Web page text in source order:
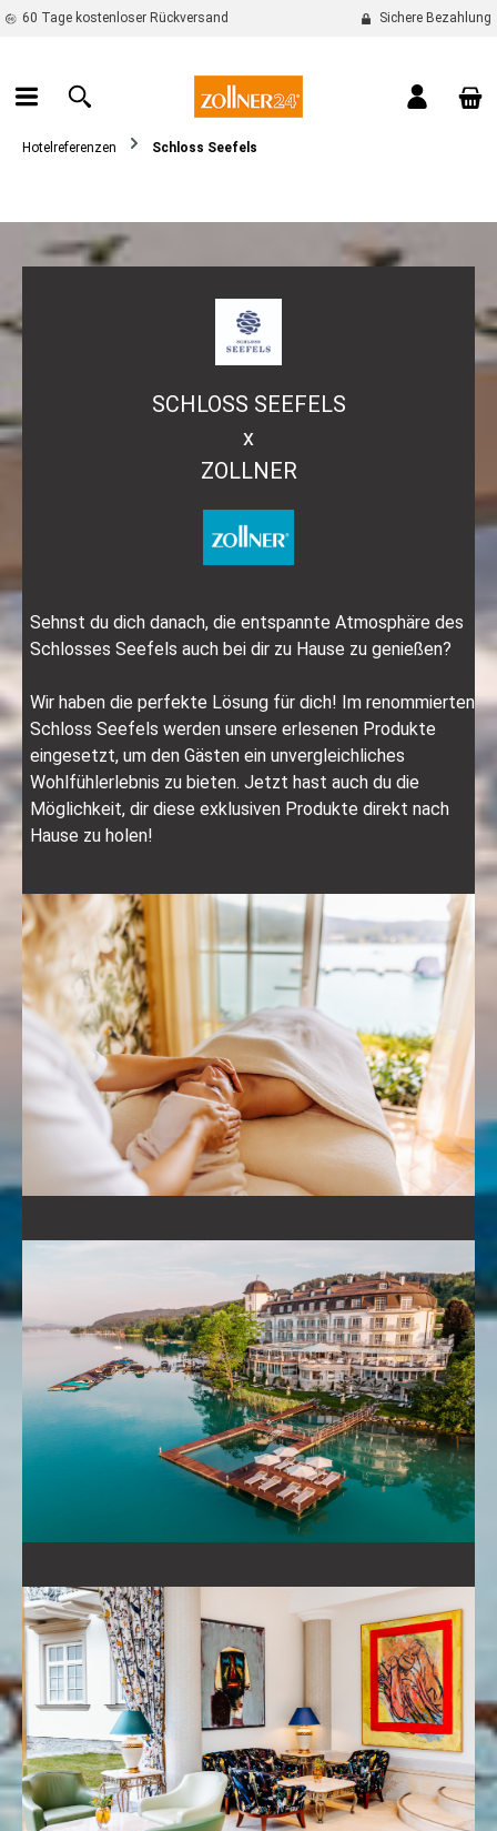
springen
60 Tage kostenloser Rückversand Sichere Bezahlung
Hotelreferenzen Schloss Seefels
SCHLOSS SEEFELS
x
ZOLLNER
Sehnst du dich danach, die entspannte Atmosphäre des
Schlosses Seefels auch bei dir zu Hause zu genießen?
Wir haben die perfekte Lösung für dich! Im renommierten
Schloss Seefels werden unsere erlesenen Produkte
eingesetzt, um den Gästen ein unvergleichliches
Wohlfühlerlebnis zu bieten. Jetzt hast auch du die
Möglichkeit, dir diese exklusiven Produkte direkt nach
Hause zu holen!